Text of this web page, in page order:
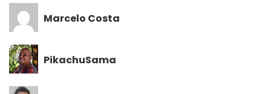
Marcelo Costa
PikachuSama